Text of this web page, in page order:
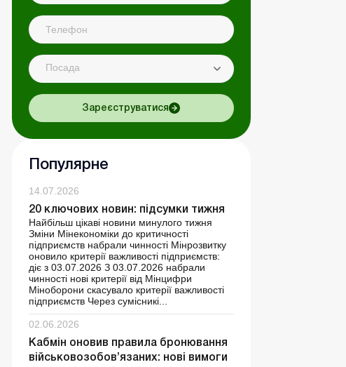
Посада
Зареєструватися
Популярне
14.07.2026
20 ключових новин: підсумки тижня
Найбільш цікаві новини минулого тижня
Зміни Мінекономіки до критичності
підприємств набрали чинності Мінрозвитку
оновило критерії важливості підприємств:
діє з 03.07.2026 З 03.07.2026 набрали
чинності нові критерії від Мінцифри
Міноборони скасувало критерії важливості
підприємств Через сумісникі...
02.06.2026
Кабмін оновив правила бронювання
військовозобов’язаних: нові вимоги